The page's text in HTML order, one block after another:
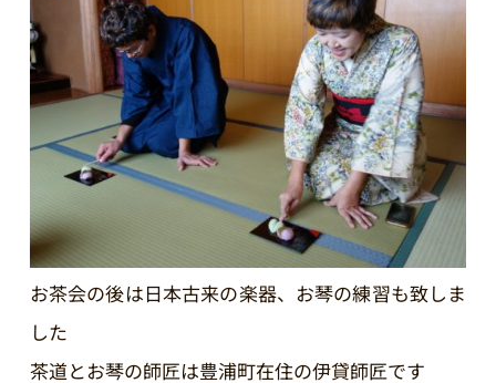
お茶会の後は日本古来の楽器、お琴の練習も致しま
した
茶道とお琴の師匠は豊浦町在住の伊貸師匠です